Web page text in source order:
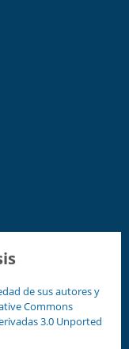
de sus autores y
Commons
3.0 Unported